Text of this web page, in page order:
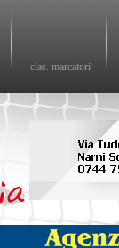
clas. marcatori